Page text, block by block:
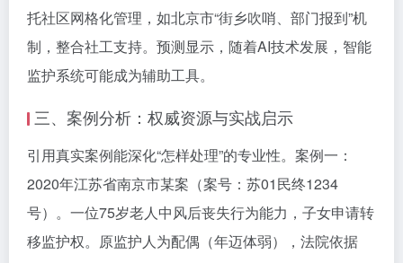
托社区网格化管理，如北京市“街乡吹哨、部门报到”机
制，整合社工支持。预测显示，随着AI技术发展，智能
监护系统可能成为辅助工具。
三、案例分析：权威资源与实战启示
引用真实案例能深化“怎样处理”的专业性。案例一：
2020年江苏省南京市某案（案号：苏01民终1234
号）。一位75岁老人中风后丧失行为能力，子女申请转
移监护权。原监护人为配偶（年迈体弱），法院依据